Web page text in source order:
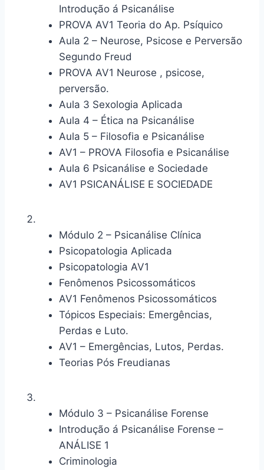
Introdução á Psicanálise
PROVA AV1 Teoria do Ap. Psíquico
Aula 2 – Neurose, Psicose e Perversão
Segundo Freud
PROVA AV1 Neurose , psicose,
perversão.
Aula 3 Sexologia Aplicada
Aula 4 – Ética na Psicanálise
Aula 5 – Filosofia e Psicanálise
AV1 – PROVA Filosofia e Psicanálise
Aula 6 Psicanálise e Sociedade
AV1 PSICANÁLISE E SOCIEDADE
Módulo 2 – Psicanálise Clínica
Psicopatologia Aplicada
Psicopatologia AV1
Fenômenos Psicossomáticos
AV1 Fenômenos Psicossomáticos
Tópicos Especiais: Emergências,
Perdas e Luto.
AV1 – Emergências, Lutos, Perdas.
Teorias Pós Freudianas
Módulo 3 – Psicanálise Forense
Introdução á Psicanálise Forense –
ANÁLISE 1
Criminologia